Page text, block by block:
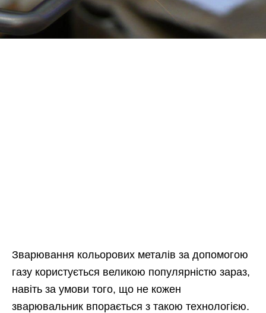
Зварювання кольорових металів за допомогою
газу користується великою популярністю зараз,
навіть за умови того, що не кожен
зварювальник впорається з такою технологією.